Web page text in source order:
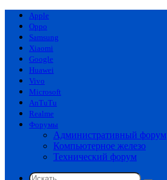
Apple
Oppo
Samsung
Xiaomi
Google
Huawei
Vivo
Microsoft
AnTuTu
Realme
Форумы
Административный форум
Компьютерное железо
Технический форум